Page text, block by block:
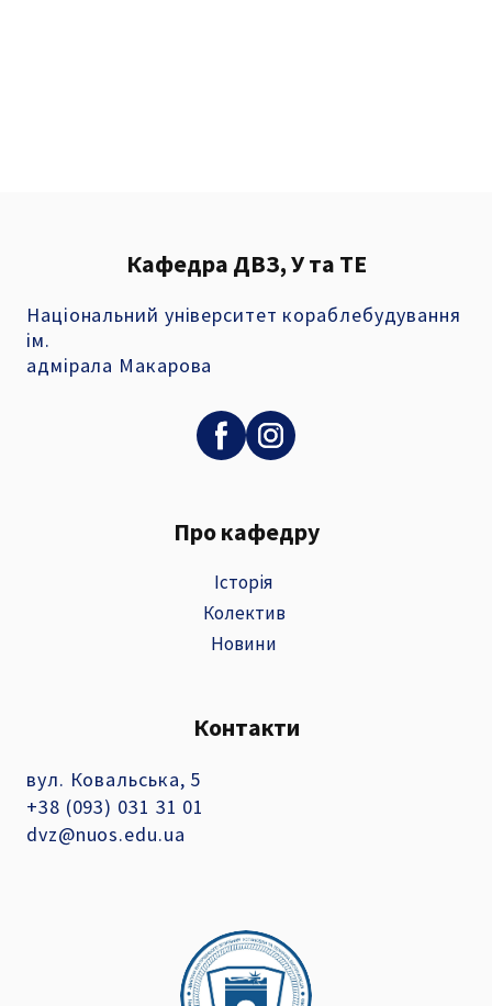
Кафедра ДВЗ, У та ТЕ
Національний університет кораблебудування
ім.
адмірала Макарова
Про кафедру
Історія
Колектив
Новини
Контакти
вул. Ковальська, 5
+38 (093) 031 31 01
dvz@nuos.edu.ua